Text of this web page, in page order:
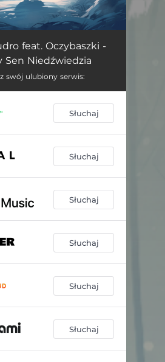
Dziwny Sen Niedźwiedzia (feat. Oczybaszki) 04:04
feat. Oczybaszki -
Sen Niedźwiedzia
swój ulubiony serwis:
Słuchaj
Słuchaj
Słuchaj
Słuchaj
Słuchaj
Słuchaj